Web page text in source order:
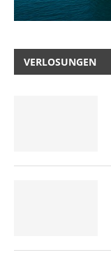
VERLOSUNGEN